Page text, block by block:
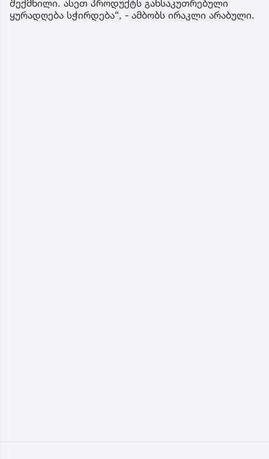
შექმნილი. ასეთ პროდუქტს განსაკუთრებული
ყურადღება სჭირდება“, - ამბობს ირაკლი არაბული.